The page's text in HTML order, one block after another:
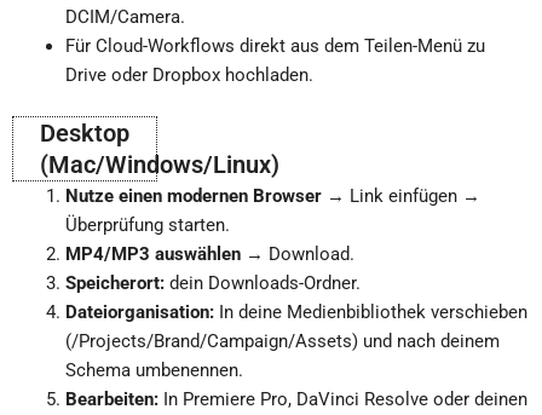
DCIM/Camera.
Für Cloud-Workflows direkt aus dem Teilen-Menü zu
Drive oder Dropbox hochladen.
Desktop
(Mac/Windows/Linux)
Nutze einen modernen Browser→ Link einfügen →
Überprüfung starten.
MP4/MP3 auswählen→ Download.
Speicherort:dein Downloads-Ordner.
Dateiorganisation:In deine Medienbibliothek verschieben
(/Projects/Brand/Campaign/Assets) und nach deinem
Schema umbenennen.
Bearbeiten:In Premiere Pro, DaVinci Resolve oder deinen